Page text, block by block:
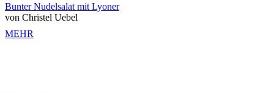
Bunter Nudelsalat mit Lyoner
von Christel Uebel
MEHR